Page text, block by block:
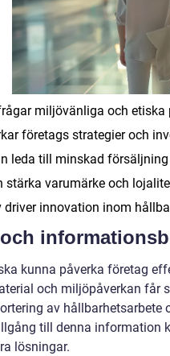
miljövänliga och etiska
företags strategier och
leda till minskad
stärka varumärke och
driver innovation inom
kunna påverka företag
och miljöpåverkan får
av
till denna information
lösningar.